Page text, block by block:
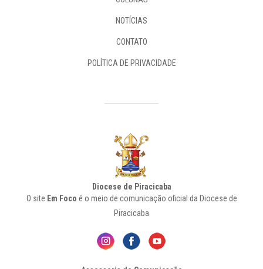
NOTÍCIAS
CONTATO
POLÍTICA DE PRIVACIDADE
Diocese de Piracicaba
O site Em Foco é o meio de comunicação oficial da Diocese de
Piracicaba